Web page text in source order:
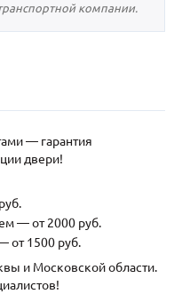
компании.
— гарантия
двери!
— от 2000 руб.
от 1500 руб.
и Московской области.